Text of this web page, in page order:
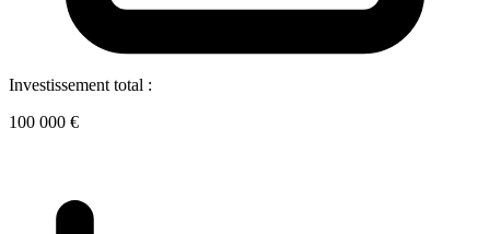
Investissement total :
100 000 €